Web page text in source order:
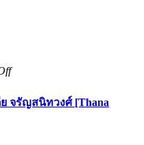
จรัญสนิทวงศ์ [Thana